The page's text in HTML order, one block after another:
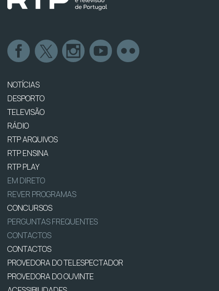
NOTÍCIAS
DESPORTO
TELEVISÃO
RÁDIO
RTP ARQUIVOS
RTP ENSINA
RTP PLAY
EM DIRETO
REVER PROGRAMAS
CONCURSOS
PERGUNTAS FREQUENTES
CONTACTOS
CONTACTOS
PROVEDORA DO TELESPECTADOR
PROVEDORA DO OUVINTE